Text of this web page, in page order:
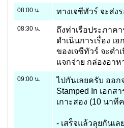
08:00 น. ทางเจซีทัวร์ จะส่ง
08:30 น.
ถึงท่าเรือประภาค
ดำเนินการเรื่อง เ
ของเจซีทัวร์ จะดำ
แจกจ่าย กล่องอาห
09:00 น.
ไปกันเลยครับ ออก
Stamped In เอก
เกาะสอง (10 นาที
- เสร็จแล้วลุยกันเ